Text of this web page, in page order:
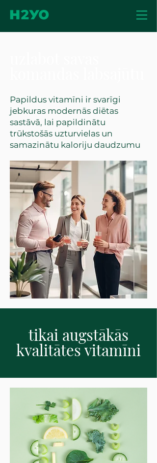
Papildus vitamīni ir svarīgi
jebkuras modernās diētas
sastāvā, lai papildinātu
trūkstošās uzturvielas un
samazinātu kaloriju daudzumu
tikai augstākās
kvalitātes vitamīni